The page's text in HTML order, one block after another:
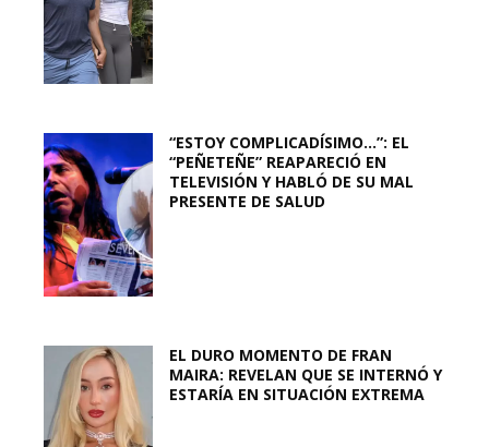
“ESTOY COMPLICADÍSIMO…”: EL
“PEÑETEÑE” REAPARECIÓ EN
TELEVISIÓN Y HABLÓ DE SU MAL
PRESENTE DE SALUD
EL DURO MOMENTO DE FRAN
MAIRA: REVELAN QUE SE INTERNÓ Y
ESTARÍA EN SITUACIÓN EXTREMA